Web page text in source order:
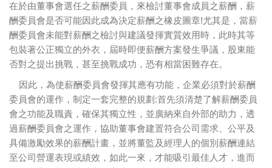
在於由董事會選任之薪酬委員，來檢討董事會成員之薪酬，薪
酬委員會是否可能因此成為決定薪酬之橡皮圖章!尤其是，當薪
酬委員會未能對薪酬之檢討與建議發揮實質效用時，此時其等
包裝著公正獨立的外衣，屆時即便薪酬方案發生爭議，股東能
否對之提出挑戰，甚至挑戰成功，恐有相當困難存在。
因此，為使薪酬委員會發揮其應有功能，企業必須對於薪酬
委員會的運作，制定一套完整的規劃:首先須清楚了解薪酬委員
會之功能及職責，確保其獨立性，並廣納來自外部的助力，透
過薪酬委員會之運作，協助董事會建置符合公司需求、公平及
具備激勵效果的薪酬計畫，並將董監及經理人的個別薪酬連結
至公司營運表現或績效，如此一來，才能吸引最佳人才，進而